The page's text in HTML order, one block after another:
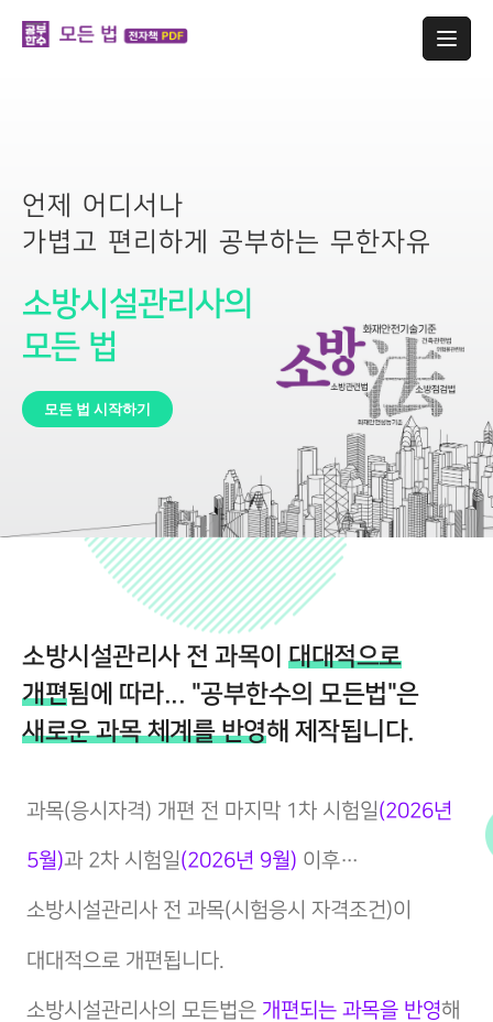
언제 어디서나
가볍고 편리하게 공부하는 무한자유
소방시설관리사의
모든 법
모든 법 시작하기
소방시설관리사 전 과목이 대대적으로
개편됨에 따라... "공부한수의 모든법"은
새로운 과목 체계를 반영해 제작됩니다.
과목(응시자격) 개편 전 마지막 1차 시험일(2026년
5월)과 2차 시험일(2026년 9월) 이후…
소방시설관리사 전 과목(시험응시 자격조건)이
대대적으로 개편됩니다.
소방시설관리사의 모든법은 개편되는 과목을 반영해